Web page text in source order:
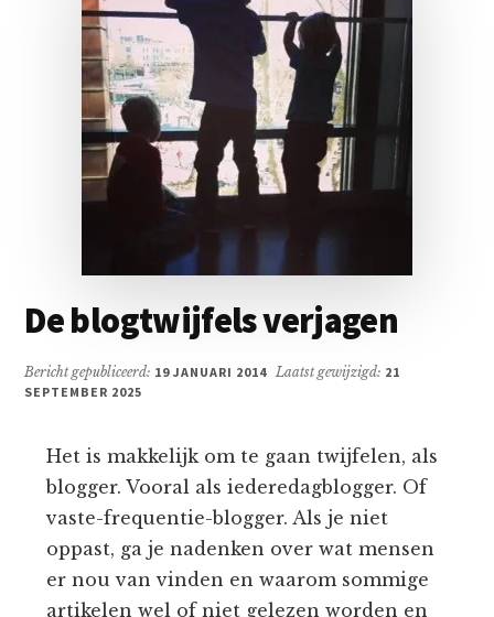
De blogtwijfels verjagen
Bericht gepubliceerd: 19 JANUARI 2014 Laatst gewijzigd: 21
SEPTEMBER 2025
Het is makkelijk om te gaan twijfelen, als
blogger. Vooral als iederedagblogger. Of
vaste-frequentie-blogger. Als je niet
oppast, ga je nadenken over wat mensen
er nou van vinden en waarom sommige
artikelen wel of niet gelezen worden en